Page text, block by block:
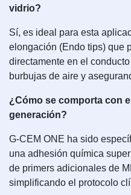
vidrio?
Sí, es ideal para esta
elongación (Endo tips) que
directamente en el
burbujas de aire y
¿Cómo se comporta con
generación?
G-CEM ONE ha sido
una adhesión química
de primers adicionales de
simplificando el protocolo